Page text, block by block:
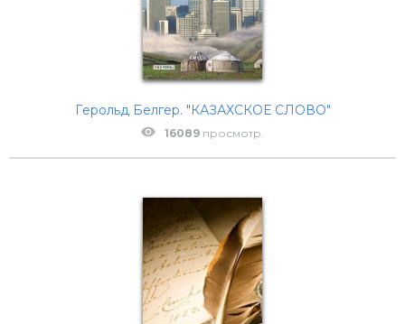
Герольд Белгер. "КАЗАХСКОЕ СЛОВО"
16089 просмотр.